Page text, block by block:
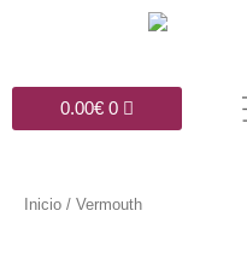
0.00€ 0
Carrito
Inicio / Vermouth